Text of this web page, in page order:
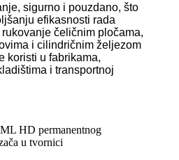
sigurno i pouzdano, što
efikasnosti rada
čeličnim pločama,
i cilindričnim željezom
koristi u fabrikama,
i transportnoj